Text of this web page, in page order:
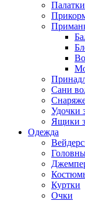
Сани
Удочки
Ящики
Одежда
Куртки
Очки